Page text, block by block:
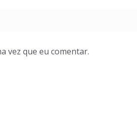
vez que eu comentar.